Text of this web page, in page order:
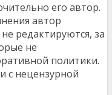
его автор.
автор
редактируются, за
не
политики.
с нецензурной